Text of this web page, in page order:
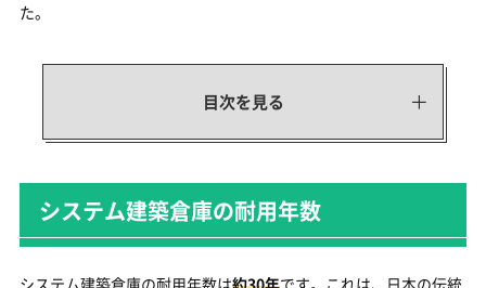
た。
目次を見る
システム建築倉庫の耐用年数
システム建築倉庫の耐用年数は約30年です。これは、日本の伝統